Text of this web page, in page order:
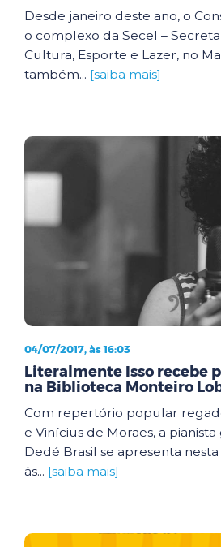
Desde janeiro deste ano, o
o complexo da Secel –
Cultura, Esporte e Lazer, no
também... [saiba mais]
04/07/2017, às 16:03
Literalmente Isso recebe
na Biblioteca Monteiro
Com repertório popular
e Vinícius de Moraes, a
Dedé Brasil se apresenta
às... [saiba mais]